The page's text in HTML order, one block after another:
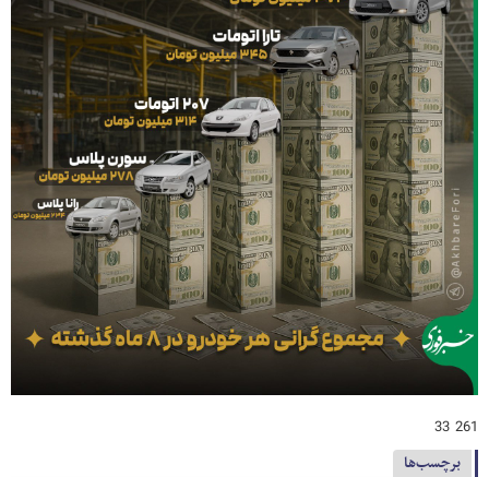
261 33
برچسب‌ها